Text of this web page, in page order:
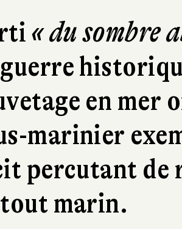
« du sombre
en mer
marinier
percutant de
marin.